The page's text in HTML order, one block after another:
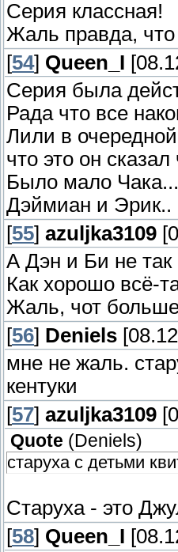
Серия классная!
Жаль правда,
[54] Queen_I
Серия была
Рада что все
Лили в
что это он
Было мало
Дэймиан и Эрик..
[55] azuljka3109
А Дэн и Би не так
Как хорошо всё-
Жаль, чот
[56] Deniels
мне не жаль.
кентуки
[57] azuljka3109
Quote ( Deniels)
старуха с детьми
Старуха - это
[58] Queen_I